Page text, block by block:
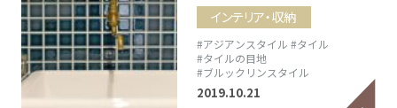
インテリア・収納
#アジアンスタイル #タイル
#タイルの目地
#ブルックリンスタイル
2019.10.21